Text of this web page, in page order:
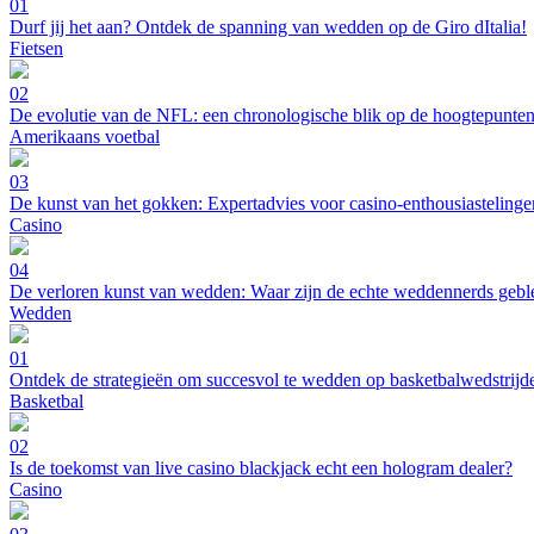
01
Durf jij het aan? Ontdek de spanning van wedden op de Giro dItalia!
Fietsen
02
De evolutie van de NFL: een chronologische blik op de hoogtepunten
Amerikaans voetbal
03
De kunst van het gokken: Expertadvies voor casino-
Casino
04
De verloren kunst van wedden: Waar zijn de echte weddennerds
Wedden
01
Ontdek de strategieën om succesvol te wedden op
Basketbal
02
Is de toekomst van live casino blackjack echt een hologram dealer?
Casino